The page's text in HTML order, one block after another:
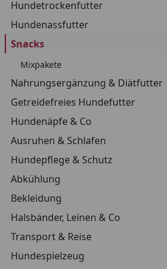
Hundetrockenfutter
Hundenassfutter
Snacks
Mixpakete
Nahrungsergänzung & Diätfutter
Getreidefreies Hundefutter
Hundenäpfe & Co
Ausruhen & Schlafen
Hundepflege & Schutz
Abkühlung
Bekleidung
Halsbänder, Leinen & Co
Transport & Reise
Hundespielzeug